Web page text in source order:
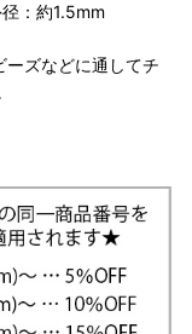
：約1.5mm
ーズなどに通してチ